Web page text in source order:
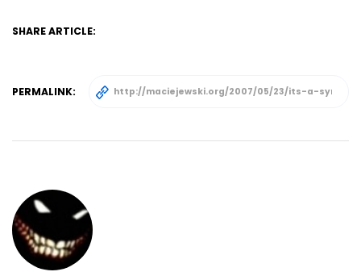
SHARE ARTICLE:
PERMALINK: